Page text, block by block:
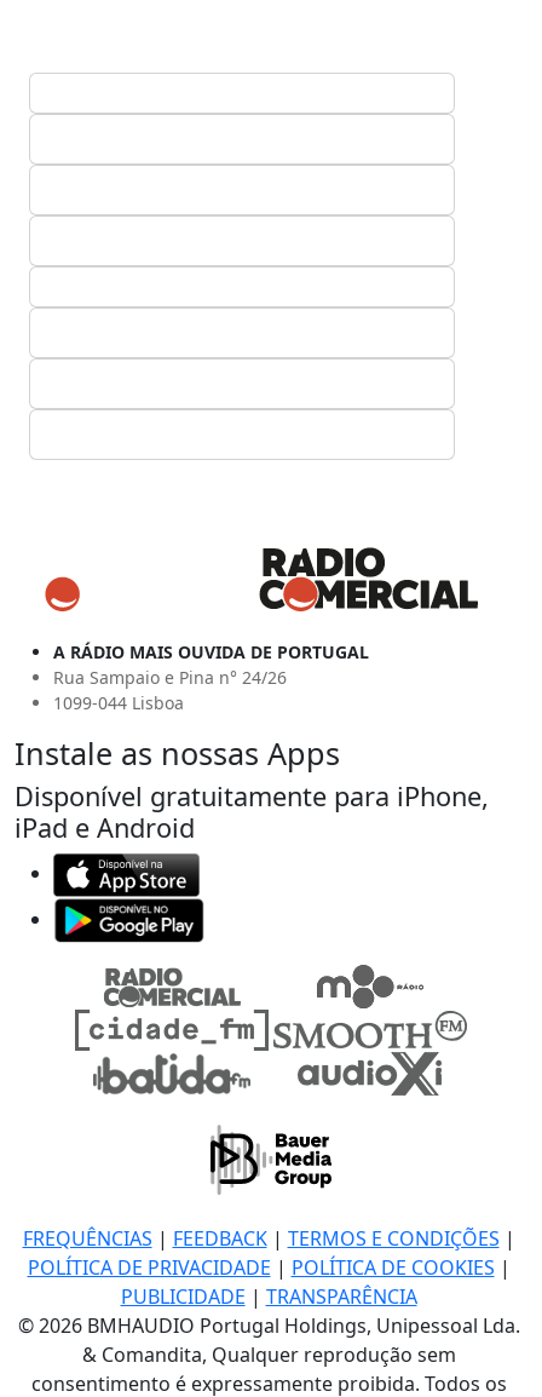
A RÁDIO MAIS OUVIDA DE PORTUGAL
Rua Sampaio e Pina n° 24/26
1099-044 Lisboa
Instale as nossas Apps
Disponível gratuitamente para iPhone,
iPad e Android
FREQUÊNCIAS | FEEDBACK| TERMOS E CONDIÇÕES |
POLÍTICA DE PRIVACIDADE | POLÍTICA DE COOKIES |
PUBLICIDADE | TRANSPARÊNCIA
© 2026 BMHAUDIO Portugal Holdings, Unipessoal Lda.
& Comandita, Qualquer reprodução sem
consentimento é expressamente proibida. Todos os